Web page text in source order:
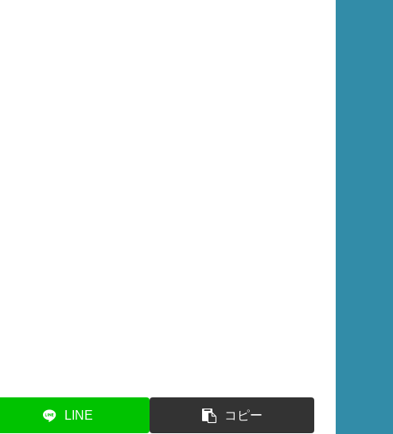
LINE コピー